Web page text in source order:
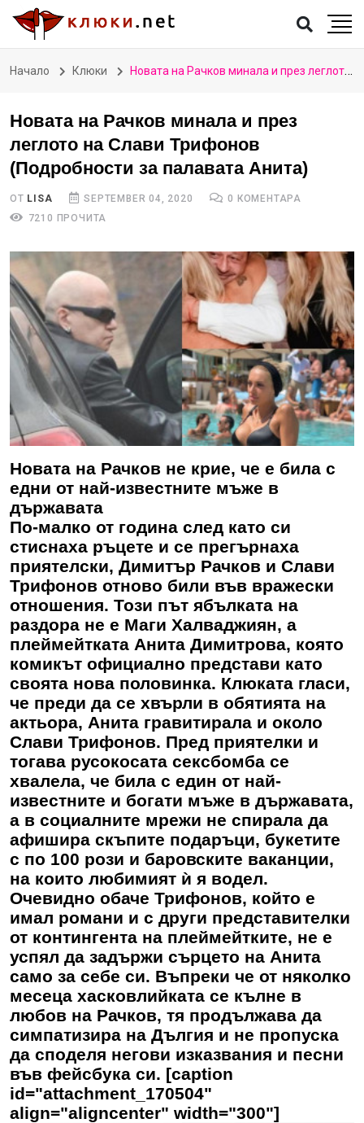
Начало Клюки Новата на Рачков минала и през леглото на Слави Трифонов (Подробности за палавата Анита)
Новата на Рачков минала и през
леглото на Слави Трифонов
(Подробности за палавата Анита)
ОТ LISA SEPTEMBER 04, 2020
0 КОМЕНТАРА
7210 ПРОЧИТА
Новата на Рачков не крие, че е била с
едни от най-известните мъже в
държавата
По-малко от година след като си
стиснаха ръцете и се прегърнаха
приятелски, Димитър Рачков и Слави
Трифонов отново били във вражески
отношения. Този път ябълката на
раздора не е Маги Халваджиян, а
плеймейтката Анита Димитрова, която
комикът официално представи като
своята нова половинка. Клюката гласи,
че преди да се хвърли в обятията на
актьора, Анита гравитирала и около
Слави Трифонов. Пред приятелки и
тогава русокосата сексбомба се
хвалела, че била с един от най-
известните и богати мъже в държавата,
а в социалните мрежи не спирала да
афишира скъпите подаръци, букетите
с по 100 рози и баровските ваканции,
на които любимият ѝ я водел.
Очевидно обаче Трифонов, който е
имал романи и с други представителки
от контингента на плеймейтките, не е
успял да задържи сърцето на Анита
само за себе си. Въпреки че от няколко
месеца хасковлийката се кълне в
любов на Рачков, тя продължава да
симпатизира на Дългия и не пропуска
да споделя негови изказвания и песни
във фейсбука си. [caption
id="attachment_170504"
align="aligncenter" width="300"]